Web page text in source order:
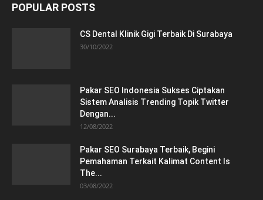
POPULAR POSTS
CS Dental Klinik Gigi Terbaik Di Surabaya
30/10/2022
Pakar SEO Indonesia Sukses Ciptakan
Sistem Analisis Trending Topik Twitter
Dengan...
12/08/2022
Pakar SEO Surabaya Terbaik, Begini
Pemahaman Terkait Kalimat Content Is
The...
03/08/2022